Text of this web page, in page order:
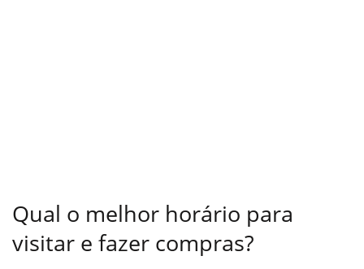
Qual o melhor horário para
visitar e fazer compras?